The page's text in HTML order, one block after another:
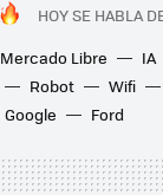
HOY SE HABLA
Mercado Libre
IA
Robot
Wifi
Google
Ford